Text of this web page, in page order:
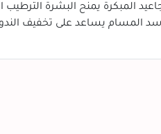
المبكرة يمنح البشرة الترطيب
المسام يساعد على تخفيف